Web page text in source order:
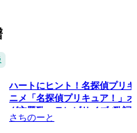
ハートにヒント！名探偵プリ
ニメ「名探偵プリキュア！」
グ主題歌・テレビサイズ (歌詞
付) - 石井あみ
さちのーと